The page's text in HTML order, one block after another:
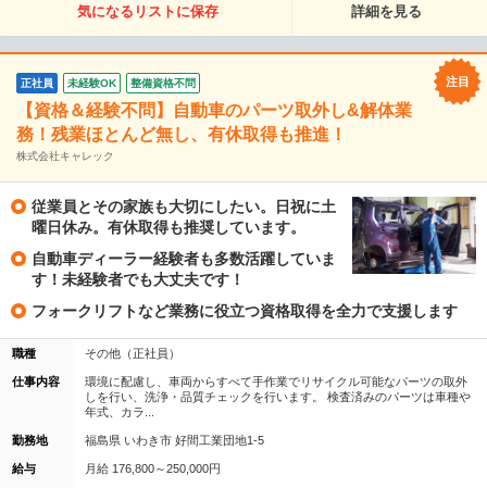
気になるリストに保存 詳細を見る
正社員 未経験OK 整備資格不問
【資格＆経験不問】自動車のパーツ取外し&解体業
務！残業ほとんど無し、有休取得も推進！
株式会社キャレック
従業員とその家族も大切にしたい。日祝に土
曜日休み。有休取得も推奨しています。
自動車ディーラー経験者も多数活躍していま
す！未経験者でも大丈夫です！
フォークリフトなど業務に役立つ資格取得を全力で支援します
職種 その他（正社員）
仕事内容
環境に配慮し、車両からすべて手作業でリサイクル可能なパーツの取外
しを行い、洗浄・品質チェックを行います。 検査済みのパーツは車種や
年式、カラ...
勤務地 福島県 いわき市 好間工業団地1-5
給与 月給 176,800～250,000円